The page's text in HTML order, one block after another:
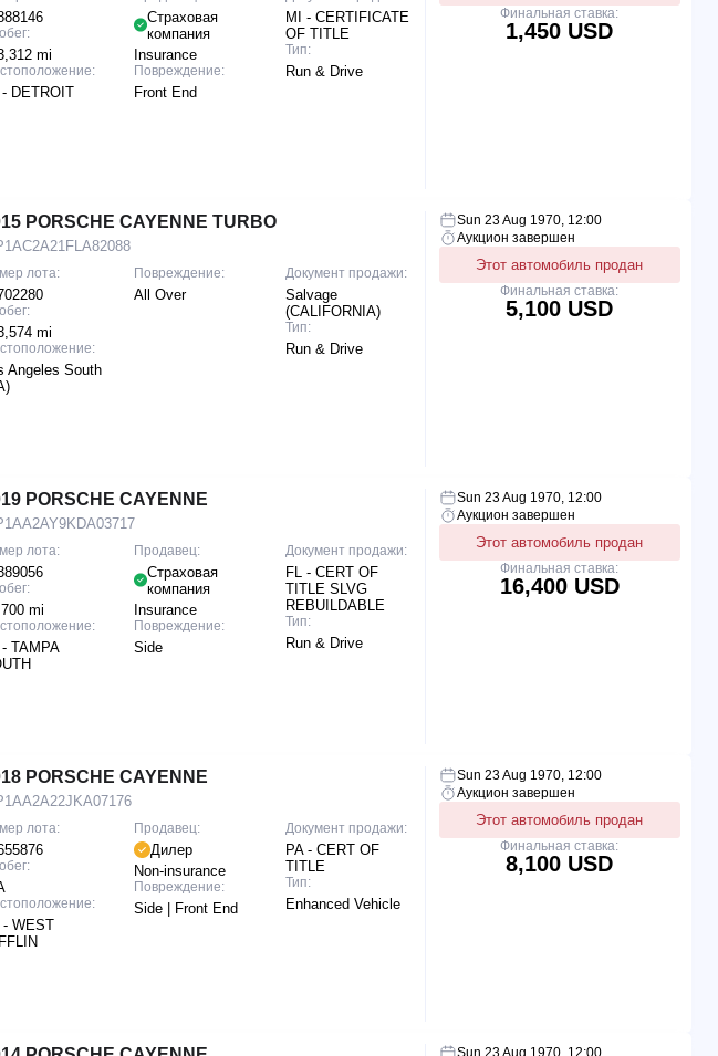
mi
- DETROIT
Страховая
компания
Insurance
Повреждение:
Front End
MI - CERTIFICATE
OF TITLE
Тип:
Run & Drive
Финальная ставка:
1,450 USD
PORSCHE CAYENNE TURBO
лота:
mi
Angeles South
Повреждение:
All Over
Документ продажи:
Salvage
(CALIFORNIA)
Тип:
Run & Drive
Sun 23 Aug 1970, 12:00
Аукцион завершен
Этот автомобиль продан
Финальная ставка:
5,100 USD
PORSCHE CAYENNE
лота:
mi
TAMPA
Продавец:
Страховая
компания
Insurance
Повреждение:
Side
Документ продажи:
FL - CERT OF
TITLE SLVG
REBUILDABLE
Тип:
Run & Drive
Sun 23 Aug 1970, 12:00
Аукцион завершен
Этот автомобиль продан
Финальная ставка:
16,400 USD
PORSCHE CAYENNE
лота:
- WEST
Продавец:
Дилер
Non-insurance
Повреждение:
Side | Front End
Документ продажи:
PA - CERT OF
TITLE
Тип:
Enhanced Vehicle
Sun 23 Aug 1970, 12:00
Аукцион завершен
Этот автомобиль продан
Финальная ставка:
8,100 USD
Sun 23 Aug 1970, 12:00